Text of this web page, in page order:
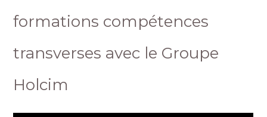
formations compétences
transverses avec le Groupe
Holcim